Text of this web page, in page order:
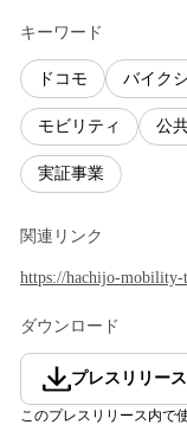
キーワード
ドコモ バイク
モビリティ 公
実証事業
関連リンク
https://hachijo-
ダウンロード
プレスリリー
このプレスリリース内で